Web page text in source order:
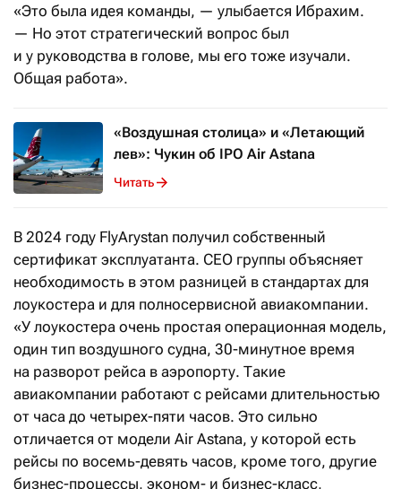
«Это была идея команды, — улыбается Ибрахим.
— Но этот стратегический вопрос был
и у руководства в голове, мы его тоже изучали.
Общая работа».
«Воздушная столица» и «Летающий
лев»: Чукин об IPO Air Astana
Читать
В 2024 году FlyArystan получил собственный
сертификат эксплуатанта. CEO группы объясняет
необходимость в этом разницей в стандартах для
лоукостера и для полносервисной авиакомпании.
«У лоукостера очень простая операционная модель,
один тип воздушного судна, 30-минутное время
на разворот рейса в аэропорту. Такие
авиакомпании работают с рейсами длительностью
от часа до четырех-пяти часов. Это сильно
отличается от модели Air Astana, у которой есть
рейсы по восемь-девять часов, кроме того, другие
бизнес-процессы, эконом- и бизнес-класс,